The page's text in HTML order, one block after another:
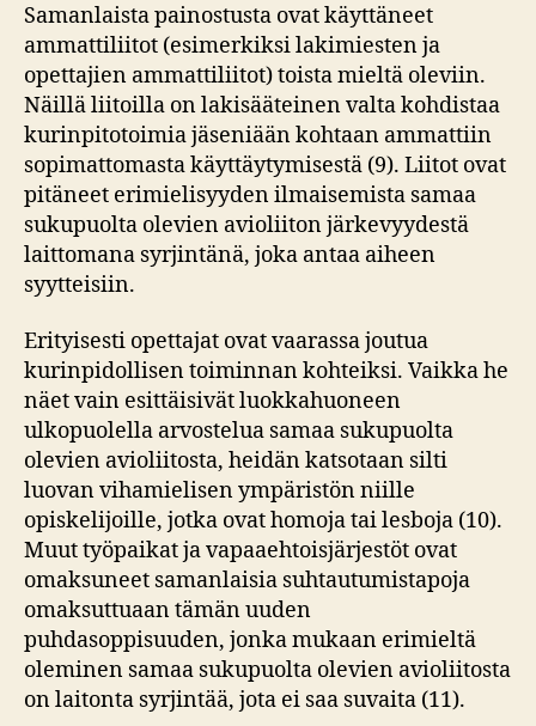
Samanlaista painostusta ovat käyttäneet
ammattiliitot (esimerkiksi lakimiesten ja
opettajien ammattiliitot) toista mieltä oleviin.
Näillä liitoilla on lakisääteinen valta kohdistaa
kurinpitotoimia jäseniään kohtaan ammattiin
sopimattomasta käyttäytymisestä (9). Liitot ovat
pitäneet erimielisyyden ilmaisemista samaa
sukupuolta olevien avioliiton järkevyydestä
laittomana syrjintänä, joka antaa aiheen
syytteisiin.
Erityisesti opettajat ovat vaarassa joutua
kurinpidollisen toiminnan kohteiksi. Vaikka he
näet vain esittäisivät luokkahuoneen
ulkopuolella arvostelua samaa sukupuolta
olevien avioliitosta, heidän katsotaan silti
luovan vihamielisen ympäristön niille
opiskelijoille, jotka ovat homoja tai lesboja (10).
Muut työpaikat ja vapaaehtoisjärjestöt ovat
omaksuneet samanlaisia suhtautumistapoja
omaksuttuaan tämän uuden
puhdasoppisuuden, jonka mukaan erimieltä
oleminen samaa sukupuolta olevien avioliitosta
on laitonta syrjintää, jota ei saa suvaita (11).